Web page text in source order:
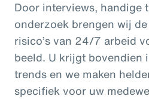
Door interviews, handige
onderzoek brengen wij
risico’s van 24/7 arbeid
beeld. U krijgt bovendien
trends en we maken
specifiek voor uw